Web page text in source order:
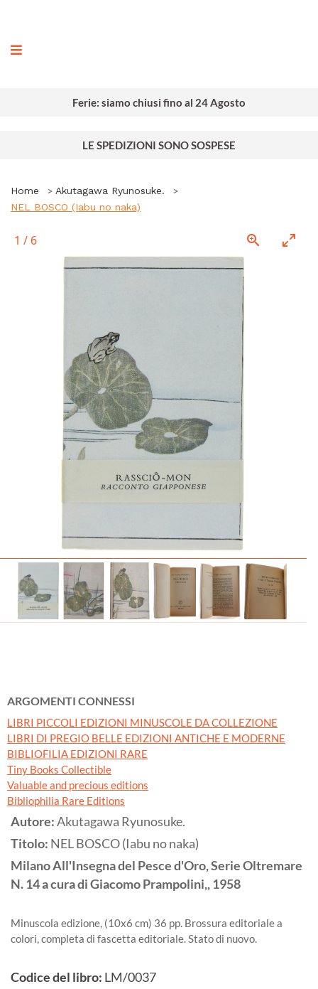
Ferie: siamo chiusi fino al 24 Agosto
LE SPEDIZIONI SONO SOSPESE
Home
Akutagawa Ryunosuke.
NEL BOSCO (Iabu no naka)
1 / 6
ARGOMENTI CONNESSI
LIBRI PICCOLI EDIZIONI MINUSCOLE DA COLLEZIONE
LIBRI DI PREGIO BELLE EDIZIONI ANTICHE E MODERNE
BIBLIOFILIA EDIZIONI RARE
Tiny Books Collectible
Valuable and precious editions
Bibliophilia Rare Editions
Autore:Akutagawa Ryunosuke.
Titolo: NEL BOSCO (Iabu no naka)
MilanoAll'Insegna del Pesce d'Oro, Serie Oltremare
N. 14 a cura di Giacomo Prampolini,,1958
Minuscola edizione, (10x6 cm) 36 pp. Brossura editoriale a
colori, completa di fascetta editoriale. Stato di nuovo.
Codice del libro: LM/0037